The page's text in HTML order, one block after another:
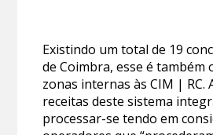
Existindo um total de 19
de Coimbra, esse é também
zonas internas às CIM | RC.
receitas deste sistema
processar-se tendo em